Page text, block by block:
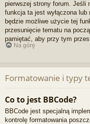
pierwszej strony forum. Jeśli
funkcja ta jest wyłączona lub
będzie możliwe użycie tej
przesunięcie tematu na
pamiętać, aby przy tym
Na górę
Formatowanie i typy
Co to jest BBCode?
BBCode jest specjalną
kontrolę formatowania